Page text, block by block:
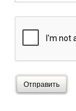
Отправить